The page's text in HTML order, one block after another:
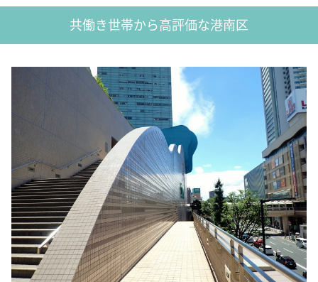
共働き世帯から高評価な港南区